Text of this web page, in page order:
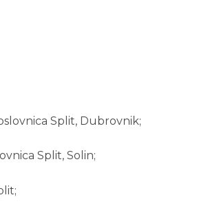
Split, Dubrovnik;
Split, Solin;